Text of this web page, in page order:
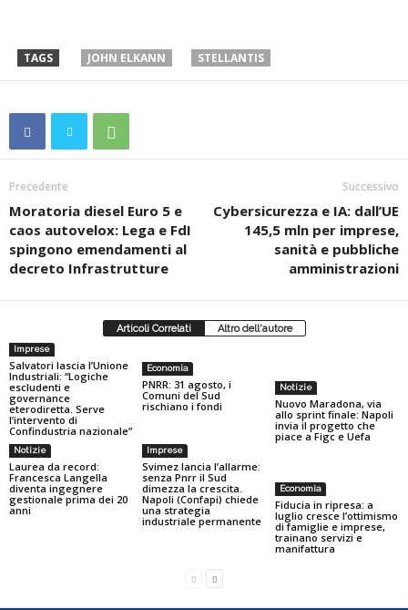
TAGS JOHN ELKANN STELLANTIS
Precedente
Moratoria diesel Euro 5 e
caos autovelox: Lega e FdI
spingono emendamenti al
decreto Infrastrutture
Successivo
Cybersicurezza e IA: dall’UE
145,5 mln per imprese,
sanità e pubbliche
amministrazioni
Articoli Correlati Altro dell'autore
Imprese
Salvatori lascia l’Unione
Industriali: “Logiche
escludenti e
governance
eterodiretta. Serve
l’intervento di
Confindustria nazionale”
Economia
PNRR: 31 agosto, i
Comuni del Sud
rischiano i fondi
Notizie
Nuovo Maradona, via
allo sprint finale: Napoli
invia il progetto che
piace a Figc e Uefa
Notizie
Laurea da record:
Francesca Langella
diventa ingegnere
gestionale prima dei 20
anni
Imprese
Svimez lancia l’allarme:
senza Pnrr il Sud
dimezza la crescita.
Napoli (Confapi) chiede
una strategia
industriale permanente
Economia
Fiducia in ripresa: a
luglio cresce l’ottimismo
di famiglie e imprese,
trainano servizi e
manifattura